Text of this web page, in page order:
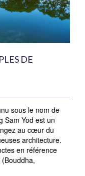
DE
sous le nom de
Sam Yod est un
au cœur du
architecture.
en référence